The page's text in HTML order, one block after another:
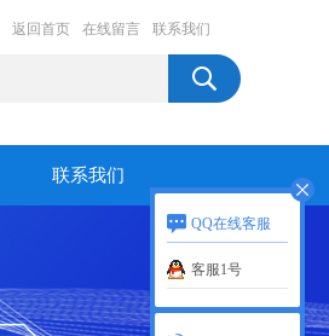
返回首页 在线留言 联系我们
联系我们
QQ在线客服
客服1号